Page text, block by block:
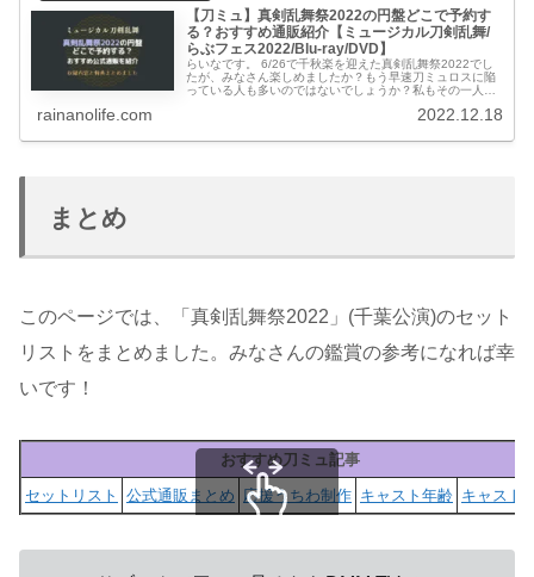
【刀ミュ】真剣乱舞祭2022の円盤どこで予約す
る？おすすめ通販紹介【ミュージカル刀剣乱舞/
らぶフェス2022/Blu-ray/DVD】
らいなです。 6/26で千秋楽を迎えた真剣乱舞祭2022でし
たが、みなさん楽しめましたか？もう早速刀ミュロスに陥
っている人も多いのではないでしょうか？私もその一人で
rainanolife.com 2022.12.18
まとめ
このページでは、「真剣乱舞祭2022」(千葉公演)のセット
リストをまとめました。みなさんの鑑賞の参考になれば幸
いです！
おすすめ刀ミュ記事
セットリスト
公式通販まとめ 応援うちわ制作 キャスト年齢 キャスト